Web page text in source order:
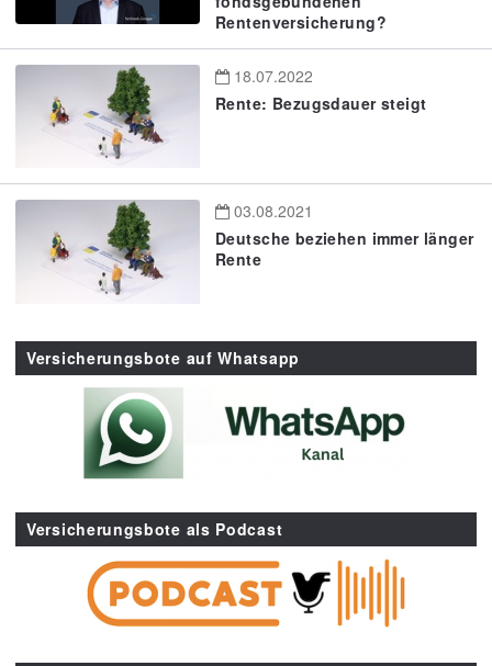
Rentenversicherung?
18.07.2022
Rente: Bezugsdauer steigt
03.08.2021
Deutsche beziehen immer länger
Rente
Versicherungsbote auf Whatsapp
Versicherungsbote als Podcast